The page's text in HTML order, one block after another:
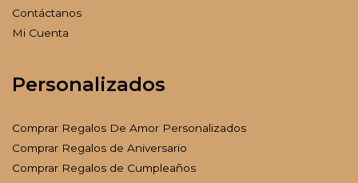
Contáctanos
Mi Cuenta
Personalizados
Comprar Regalos De Amor Personalizados
Comprar Regalos de Aniversario
Comprar Regalos de Cumpleaños